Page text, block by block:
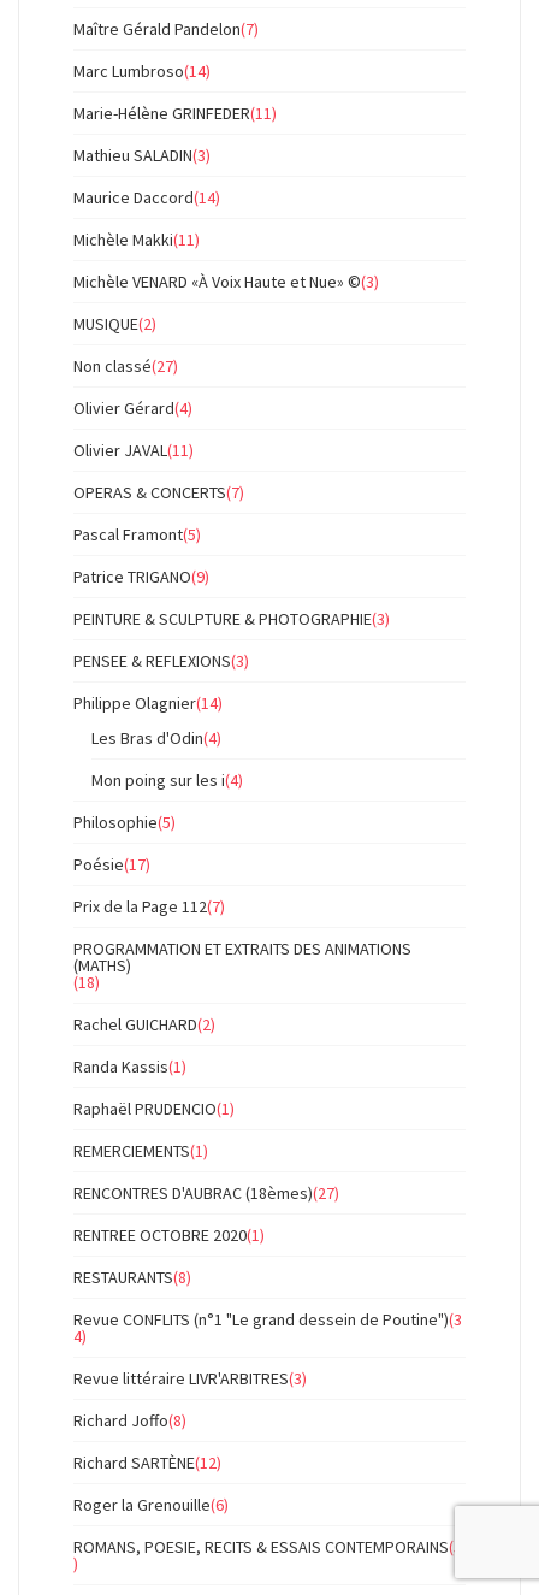
Maître Gérald Pandelon(7)
Marc Lumbroso(14)
Marie-Hélène GRINFEDER(11)
Mathieu SALADIN(3)
Maurice Daccord(14)
Michèle Makki(11)
Michèle VENARD «À Voix Haute et Nue» ©(3)
MUSIQUE(2)
Non classé(27)
Olivier Gérard(4)
Olivier JAVAL(11)
OPERAS & CONCERTS(7)
Pascal Framont(5)
Patrice TRIGANO(9)
PEINTURE & SCULPTURE & PHOTOGRAPHIE(3)
PENSEE & REFLEXIONS(3)
Philippe Olagnier(14)
Les Bras d'Odin(4)
Mon poing sur les i(4)
Philosophie(5)
Poésie(17)
Prix de la Page 112(7)
PROGRAMMATION ET EXTRAITS DES ANIMATIONS
(MATHS)
(18)
Rachel GUICHARD(2)
Randa Kassis(1)
Raphaël PRUDENCIO(1)
REMERCIEMENTS(1)
RENCONTRES D'AUBRAC (18èmes)(27)
RENTREE OCTOBRE 2020(1)
RESTAURANTS(8)
Revue CONFLITS (n°1 "Le grand dessein de Poutine")(3
4)
Revue littéraire LIVR'ARBITRES(3)
Richard Joffo(8)
Richard SARTÈNE(12)
Roger la Grenouille(6)
ROMANS, POESIE, RECITS & ESSAIS CONTEMPORAINS(5
)